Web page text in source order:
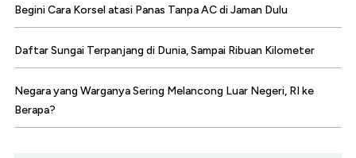
Begini Cara Korsel atasi Panas Tanpa AC di Jaman Dulu
Daftar Sungai Terpanjang di Dunia, Sampai Ribuan Kilometer
Negara yang Warganya Sering Melancong Luar Negeri, RI ke
Berapa?